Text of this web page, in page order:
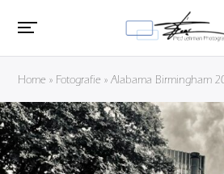
Home » Fotografie »Alabama Birmingham